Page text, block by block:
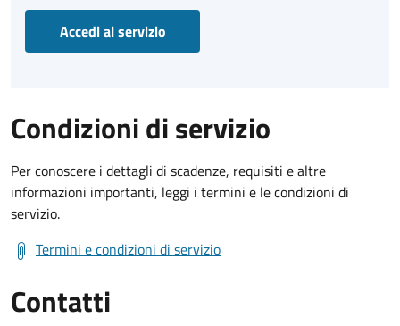
Accedi al servizio
Condizioni di servizio
Per conoscere i dettagli di scadenze, requisiti e altre
informazioni importanti, leggi i termini e le condizioni di
servizio.
Termini e condizioni di servizio
Contatti